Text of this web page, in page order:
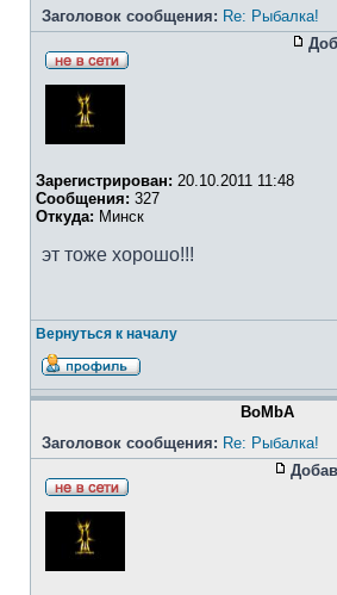
Заголовок сообщения: Re: Рыбалка!
Зарегистрирован: 20.10.2011 11:48
Сообщения: 327
Откуда: Минск
эт тоже хорошо!!!
Вернуться к началу
BoMbA
Заголовок сообщения: Re: Рыбалка!